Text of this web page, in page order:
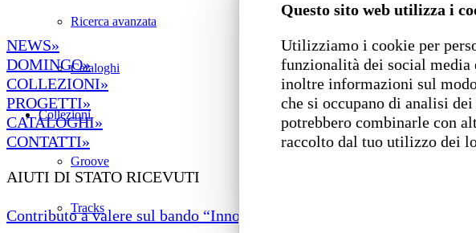
Questo sito web utilizza i
Utilizziamo i cookie per
funzionalità dei social
inoltre informazioni sul
che si occupano di analisi
potrebbero combinarle con
raccolto dal tuo utilizzo dei
Ricerca avanzata
Cataloghi
Collezioni
Groove
Tracks
NEWS»
DOMINGO»
COLLEZIONI»
PROGETTI»
CATALOGHI»
CONTATTI»
AIUTI DI STATO RICEVUTI
Contributo a valere sul bando “Innovazione di prodotto sostenibile e